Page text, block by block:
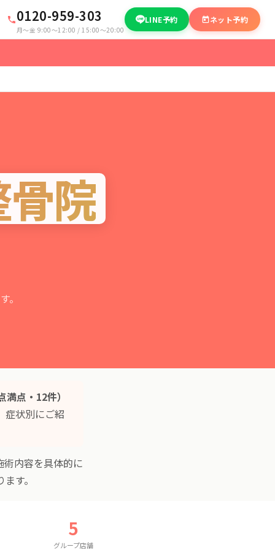
0120-959-303
月〜金 9:00〜12:00 / 15:00〜20:00
LINE予約 ネット予約
院
。
点・12件）
症状別にご紹
内容を具体的に
す。
5
グループ店舗